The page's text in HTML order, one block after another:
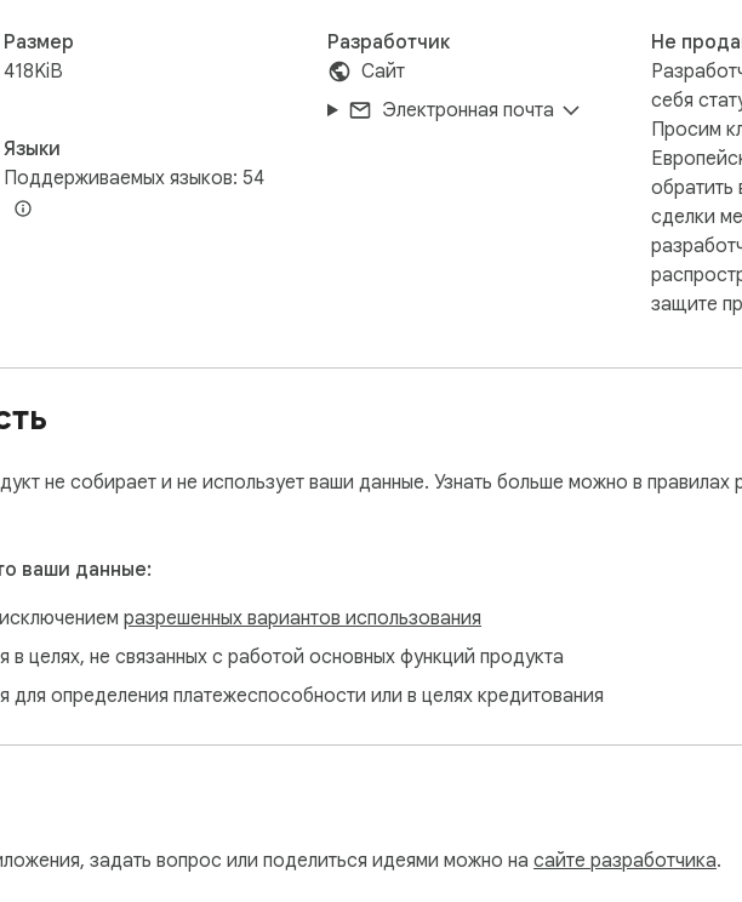
владельца дополнения.
(особенно GDPR и Закон штата Калифорния о конфиденциальности)
Размер
418KiB
Языки
Поддерживаемых языков: 54
Разработчик
Сайт
Электронная почта
Не
себя
Просим
обратить
сделки
защите
не собирает и не использует ваши данные. Узнать больше можно в правилах
ваши данные:
разрешенных вариантов использования
целях, не связанных с работой основных функций продукта
для определения платежеспособности или в целях кредитования
задать вопрос или поделиться идеями можно на сайте разработчика.